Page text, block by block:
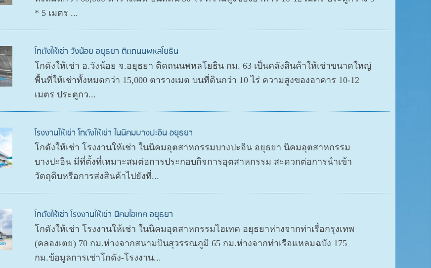
* 5 เมตร ...
โกดังให้เช่า วังน้อย อยุธยา ติดถนนพหลโยธิน
โกดังให้เช่า อ.วังน้อย จ.อยุธยา ติดถนนพหลโยธิน กม. 63 เป็นคลังสินค้าให้เช่าขนาดใหญ่
พื้นที่ให้เช่าทั้งหมดกว่า 15,000 ตารางเมต บนที่ดินกว่า 10 ไร่ ความสูงของอาคาร 10-12
เมตร ประตูกว...
โรงงานให้เช่า โกดังให้เช่า ในนิคมบางปะอิน อยุธยา
โกดังให้เช่า โรงงานให้เช่า ในนิคมอุตสาหกรรมบางปะอิน อยุธยา นิคมอุตสาหกรรม
บางปะอิน มีที่ตั้งที่เหมาะสมต่อการประกอบกิจการอุตสาหกรรม สะดวกต่อการนำเข้า
วัตถุดิบหรือการส่งสินค้าไปยังที่...
โกดังให้เช่า โรงงานให้เช่า นิคมไฮเทค อยุธยา
โกดังให้เช่า โรงงานให้เช่า ในนิคมอุตสาหกรรมไฮเทค อยุธยาห่างจากท่าเรื่อกรุงเทพ
(คลองเตย) 70 กม.ห่างจากสนามบินสุวรรณภูมิ 65 กม.ห่างจากท่าเรือแหลมฉบัง 175
กม.ข้อมูลการเช่าโกดัง-โรงงาน...